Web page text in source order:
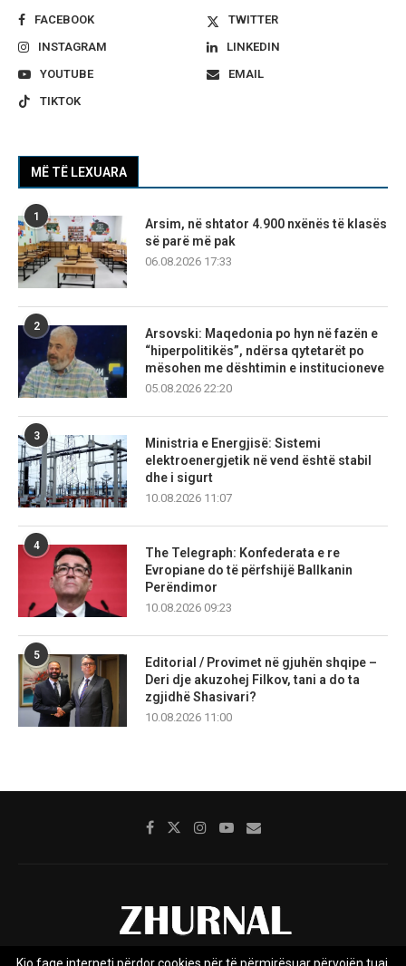
FACEBOOK
TWITTER
INSTAGRAM
LINKEDIN
YOUTUBE
EMAIL
TIKTOK
MË TË LEXUARA
1
Arsim, në shtator 4.900 nxënës të klasës
së parë më pak
06.08.2026 17:33
2
Arsovski: Maqedonia po hyn në fazën e
“hiperpolitikës”, ndërsa qytetarët po
mësohen me dështimin e institucioneve
05.08.2026 22:20
3
Ministria e Energjisë: Sistemi
elektroenergjetik në vend është stabil
dhe i sigurt
10.08.2026 11:07
4
The Telegraph: Konfederata e re
Evropiane do të përfshijë Ballkanin
Perëndimor
10.08.2026 09:23
5
Editorial / Provimet në gjuhën shqipe –
Deri dje akuzohej Filkov, tani a do ta
zgjidhë Shasivari?
10.08.2026 11:00